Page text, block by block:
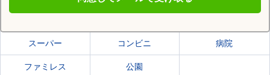
神戸市兵庫区の施設一覧
スーパー コンビニ 病院
ファミレス 公園